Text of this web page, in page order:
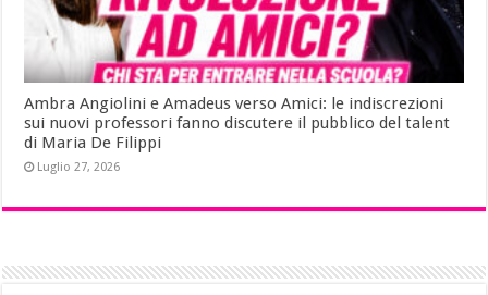
Ambra Angiolini e Amadeus verso Amici: le indiscrezioni
sui nuovi professori fanno discutere il pubblico del talent
di Maria De Filippi
Luglio 27, 2026